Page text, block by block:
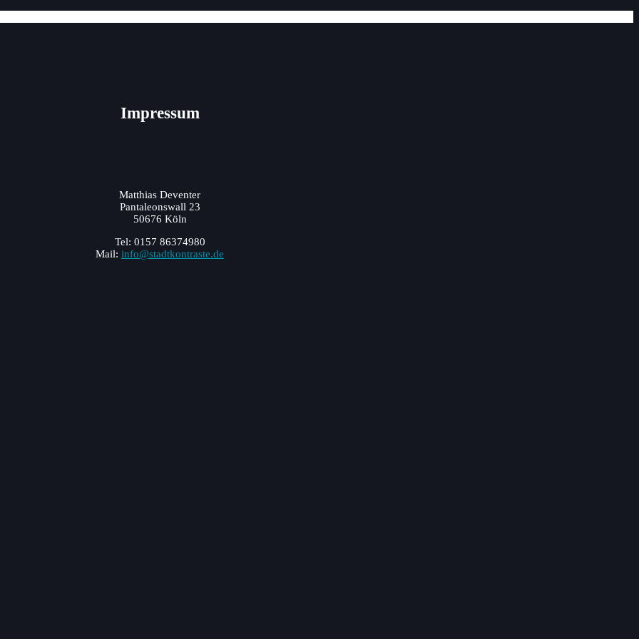
Impressum
Matthias Deventer
Pantaleonswall 23
50676 Köln
Tel: 0157 86374980
Mail: info@stadtkontraste.de